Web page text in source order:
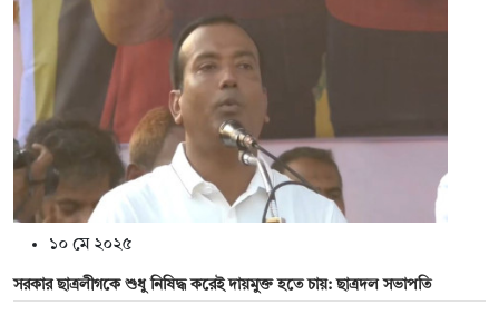
১০ মে ২০২৫
সরকার ছাত্রলীগকে শুধু নিষিদ্ধ করেই দায়মুক্ত হতে চায়: ছাত্রদল সভাপতি